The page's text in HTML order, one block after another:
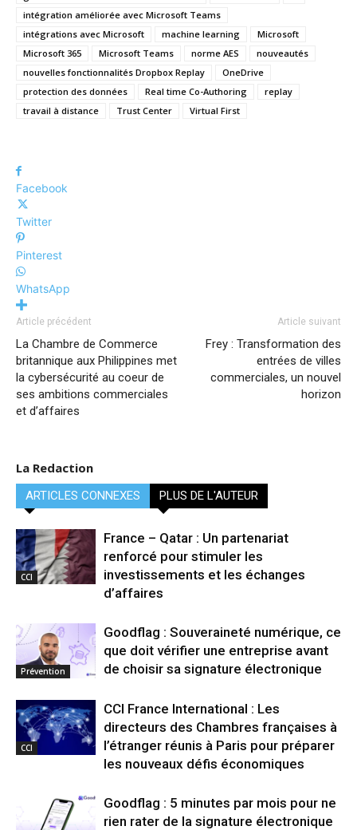
intégration améliorée avec Microsoft Teams
intégrations avec Microsoft
machine learning
Microsoft
Microsoft 365
Microsoft Teams norme AES
nouveautés
nouvelles fonctionnalités Dropbox Replay
OneDrive
protection des données
Real time Co-Authoring
replay
travail à distance
Trust Center Virtual First
Facebook
Twitter
Pinterest
WhatsApp
Article précédent
La Chambre de Commerce
britannique aux Philippines met
la cybersécurité au coeur de
ses ambitions commerciales
et d’affaires
Article suivant
Frey : Transformation des
entrées de villes
commerciales, un nouvel
horizon
La Redaction
ARTICLES CONNEXES PLUS DE L'AUTEUR
CCI
France – Qatar : Un partenariat
renforcé pour stimuler les
investissements et les échanges
d’affaires
Prévention
Goodflag : Souveraineté numérique, ce
que doit vérifier une entreprise avant
de choisir sa signature électronique
CCI
CCI France International : Les
directeurs des Chambres françaises à
l’étranger réunis à Paris pour préparer
les nouveaux défis économiques
Goodflag : 5 minutes par mois pour ne
rien rater de la signature électronique